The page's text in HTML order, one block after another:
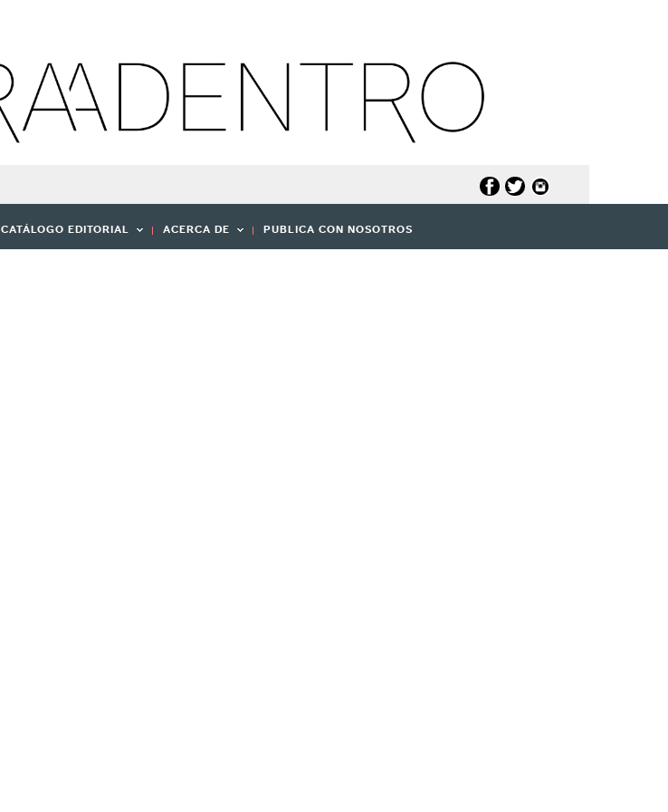
CATÁLOGO EDITORIAL ACERCA DE PUBLICA CON NOSOTROS